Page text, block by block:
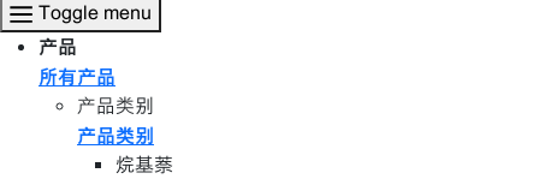
Toggle menu
产品
所有产品
产品类别
产品类别
烷基萘